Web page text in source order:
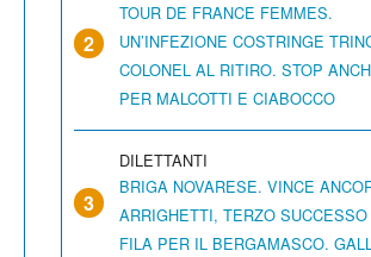
2
TOUR DE FRANCE FEMMES.
UN’INFEZIONE COSTRINGE
COLONEL AL RITIRO. STOP
PER MALCOTTI E CIABOCCO
3
DILETTANTI
BRIGA NOVARESE. VINCE
ARRIGHETTI, TERZO SUCCESSO
FILA PER IL BERGAMASCO.